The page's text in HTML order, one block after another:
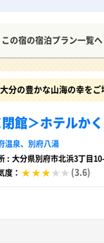
この宿の宿泊プラン一覧へ
分の豊かな山海の幸をご
館＞ホテルか
温泉、 別府八湯
: 大分県別府市北浜3丁目
度：
(3.6)